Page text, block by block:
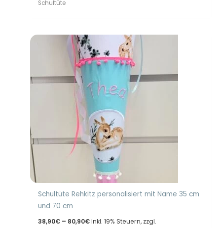
Schultüte
Schultüte Rehkitz personalisiert mit Name 35 cm
und 70 cm
38,90€ – 80,90€Preisspanne:
Inkl. 19% Steuern, zzgl.